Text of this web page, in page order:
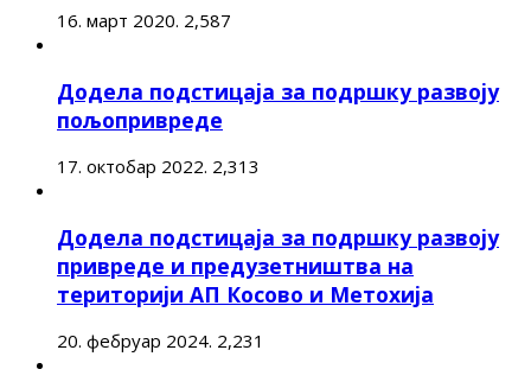
16. март 2020. 2,587
Додела подстицаја за подршку развоју
пољопривреде
17. октобар 2022. 2,313
Додела подстицаја за подршку развоју
привреде и предузетништва на
територији АП Косово и Метохија
20. фебруар 2024. 2,231